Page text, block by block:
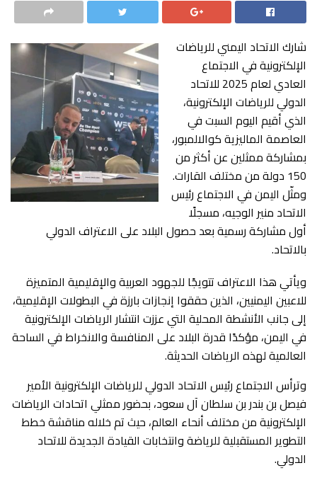
شارك الاتحاد اليمني للرياضات
الإلكترونية في الاجتماع
العادي لعام 2025 للاتحاد
الدولي للرياضات الإلكترونية،
الذي أقيم اليوم السبت في
العاصمة الماليزية كوالالمبور،
بمشاركة ممثلين عن أكثر من
150 دولة من مختلف القارات.
ومثّل اليمن في الاجتماع رئيس
الاتحاد منير الوجيه، مسجلًا
أول مشاركة رسمية بعد حصول البلاد على الاعتراف الدولي
بالاتحاد.
ويأتي هذا الاعتراف تتويجًا للجهود العربية والإقليمية المتميزة
للاعبين اليمنيين، الذين حققوا إنجازات بارزة في البطولات الإقليمية،
إلى جانب الأنشطة المحلية التي عززت انتشار الرياضات الإلكترونية
في اليمن، مؤكدًا قدرة البلاد على المنافسة والانخراط في الساحة
العالمية لهذه الرياضات الحديثة.
وترأس الاجتماع رئيس الاتحاد الدولي للرياضات الإلكترونية الأمير
فيصل بن بندر بن سلطان آل سعود، بحضور ممثلي اتحادات الرياضات
الإلكترونية من مختلف أنحاء العالم، حيث تم خلاله مناقشة خطط
التطوير المستقبلية للرياضة وانتخابات القيادة الجديدة للاتحاد
الدولي.